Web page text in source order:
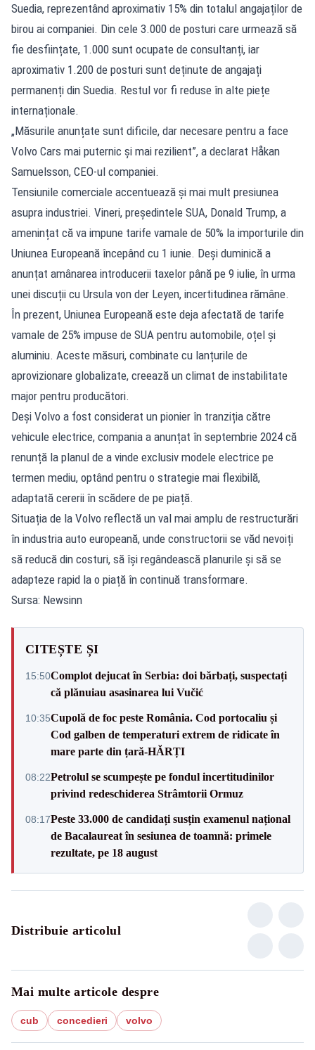
Suedia, reprezentând aproximativ 15% din totalul angajaților de
birou ai companiei. Din cele 3.000 de posturi care urmează să
fie desființate, 1.000 sunt ocupate de consultanți, iar
aproximativ 1.200 de posturi sunt deținute de angajați
permanenți din Suedia. Restul vor fi reduse în alte piețe
internaționale.
„Măsurile anunțate sunt dificile, dar necesare pentru a face
Volvo Cars mai puternic și mai rezilient”, a declarat Håkan
Samuelsson, CEO-ul companiei.
Tensiunile comerciale accentuează și mai mult presiunea
asupra industriei. Vineri, președintele SUA, Donald Trump, a
amenințat că va impune tarife vamale de 50% la importurile din
Uniunea Europeană începând cu 1 iunie. Deși duminică a
anunțat amânarea introducerii taxelor până pe 9 iulie, în urma
unei discuții cu Ursula von der Leyen, incertitudinea rămâne.
În prezent, Uniunea Europeană este deja afectată de tarife
vamale de 25% impuse de SUA pentru automobile, oțel și
aluminiu. Aceste măsuri, combinate cu lanțurile de
aprovizionare globalizate, creează un climat de instabilitate
major pentru producători.
Deși Volvo a fost considerat un pionier în tranziția către
vehicule electrice, compania a anunțat în septembrie 2024 că
renunță la planul de a vinde exclusiv modele electrice pe
termen mediu, optând pentru o strategie mai flexibilă,
adaptată cererii în scădere de pe piață.
Situația de la Volvo reflectă un val mai amplu de restructurări
în industria auto europeană, unde constructorii se văd nevoiți
să reducă din costuri, să își regândească planurile și să se
adapteze rapid la o piață în continuă transformare.
Sursa: Newsinn
CITEȘTE ȘI
15:50Complot dejucat în Serbia: doi bărbați, suspectați
că plănuiau asasinarea lui Vučić
10:35Cupolă de foc peste România. Cod portocaliu și
Cod galben de temperaturi extrem de ridicate în
mare parte din țară-HĂRȚI
08:22Petrolul se scumpește pe fondul incertitudinilor
privind redeschiderea Strâmtorii Ormuz
08:17Peste 33.000 de candidați susțin examenul național
de Bacalaureat în sesiunea de toamnă: primele
rezultate, pe 18 august
Distribuie articolul
Mai multe articole despre
cub concedieri volvo